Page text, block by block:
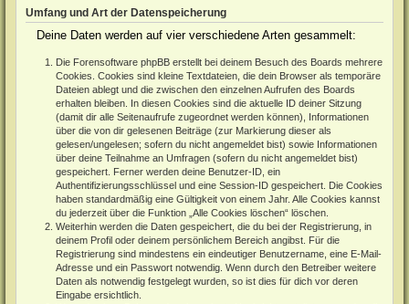
Umfang und Art der Datenspeicherung
Deine Daten werden auf vier verschiedene Arten gesammelt:
Die Forensoftware phpBB erstellt bei deinem Besuch des Boards mehrere
Cookies. Cookies sind kleine Textdateien, die dein Browser als temporäre
Dateien ablegt und die zwischen den einzelnen Aufrufen des Boards
erhalten bleiben. In diesen Cookies sind die aktuelle ID deiner Sitzung
(damit dir alle Seitenaufrufe zugeordnet werden können), Informationen
über die von dir gelesenen Beiträge (zur Markierung dieser als
gelesen/ungelesen; sofern du nicht angemeldet bist) sowie Informationen
über deine Teilnahme an Umfragen (sofern du nicht angemeldet bist)
gespeichert. Ferner werden deine Benutzer-ID, ein
Authentifizierungsschlüssel und eine Session-ID gespeichert. Die Cookies
haben standardmäßig eine Gültigkeit von einem Jahr. Alle Cookies kannst
du jederzeit über die Funktion „Alle Cookies löschen“ löschen.
Weiterhin werden die Daten gespeichert, die du bei der Registrierung, in
deinem Profil oder deinem persönlichem Bereich angibst. Für die
Registrierung sind mindestens ein eindeutiger Benutzername, eine E-Mail-
Adresse und ein Passwort notwendig. Wenn durch den Betreiber weitere
Daten als notwendig festgelegt wurden, so ist dies für dich vor deren
Eingabe ersichtlich.